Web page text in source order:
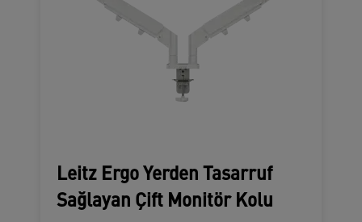
Leitz Ergo Yerden Tasarruf
Sağlayan Çift Monitör Kolu